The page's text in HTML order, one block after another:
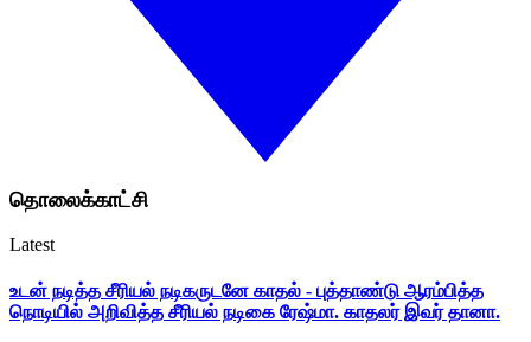
தொலைக்காட்சி
Latest
உடன் நடித்த சீரியல் நடிகருடனே காதல் - புத்தாண்டு ஆரம்பித்த
நொடியில் அறிவித்த சீரியல் நடிகை ரேஷ்மா. காதலர் இவர் தானா.